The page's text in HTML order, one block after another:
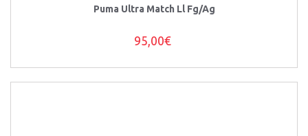
Puma Ultra Match Ll Fg/Ag
95,00€